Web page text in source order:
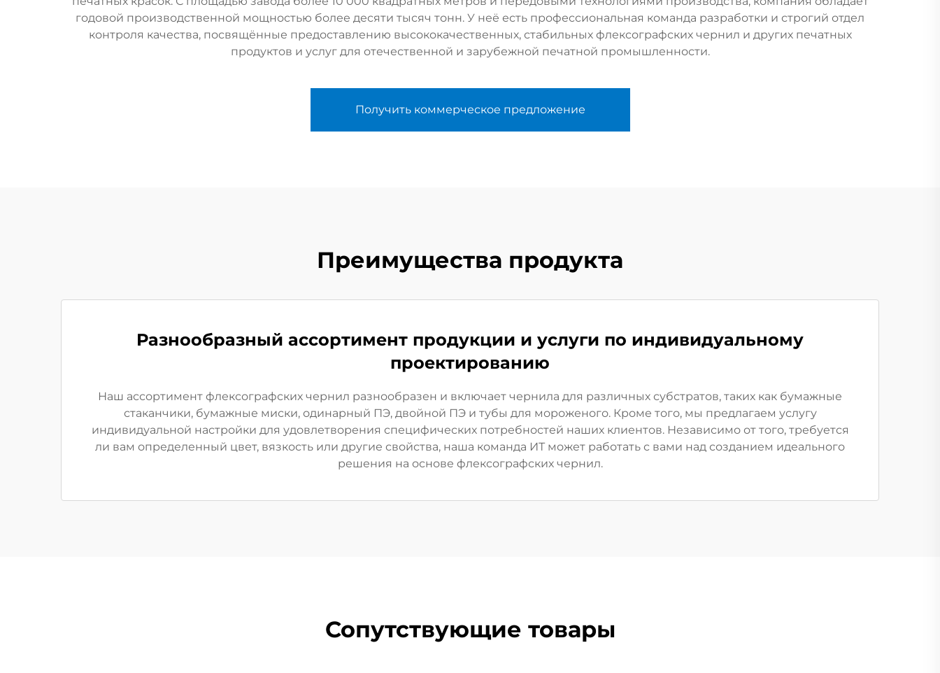
годовой производственной мощностью более десяти тысяч тонн. У неё есть профессиональная команда разработки и строгий отдел
контроля качества, посвящённые предоставлению высококачественных, стабильных флексографских чернил и других печатных
продуктов и услуг для отечественной и зарубежной печатной промышленности.
Получить коммерческое предложение
Преимущества продукта
Разнообразный ассортимент продукции и услуги по индивидуальному
проектированию
Наш ассортимент флексографских чернил разнообразен и включает чернила для различных субстратов, таких как бумажные
стаканчики, бумажные миски, одинарный ПЭ, двойной ПЭ и тубы для мороженого. Кроме того, мы предлагаем услугу
индивидуальной настройки для удовлетворения специфических потребностей наших клиентов. Независимо от того, требуется
ли вам определенный цвет, вязкость или другие свойства, наша команда ИТ может работать с вами над созданием идеального
решения на основе флексографских чернил.
Сопутствующие товары